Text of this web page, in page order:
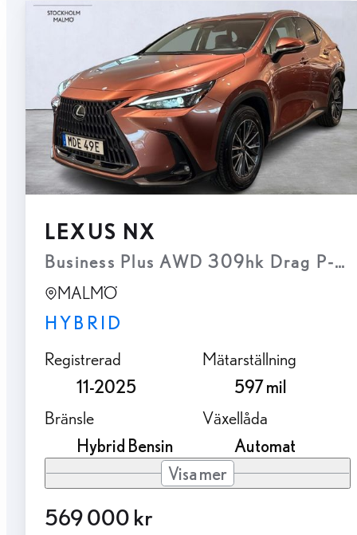
LEXUS NX
Business Plus AWD 309hk Drag P-
MALMÖ
HYBRID
Registrerad
11-2025
Mätarställning
597 mil
Bränsle
Hybrid Bensin
Växellåda
Automat
Visa mer
569 000 kr